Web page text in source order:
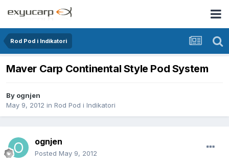
Rod Pod i Indikatori
Maver Carp Continental Style Pod System
By ognjen
May 9, 2012 in Rod Pod i Indikatori
ognjen
Posted May 9, 2012